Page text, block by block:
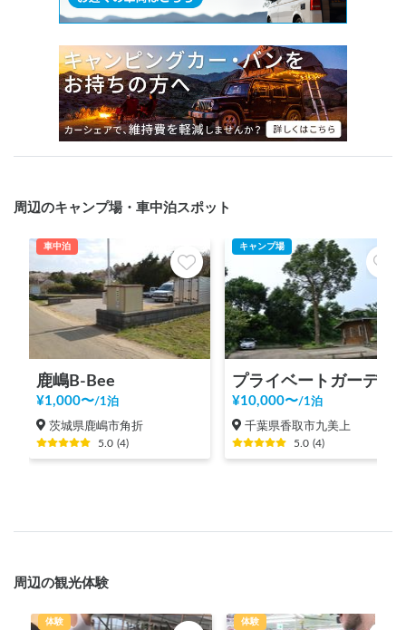
周辺のキャンプ場・車中泊スポット
車中泊
鹿嶋B-Bee
¥1,000〜/1泊
茨城県鹿嶋市角折
5.0 (4)
キャンプ場
¥10,000〜/1泊
千葉県香取市九美上
5.0 (4)
周辺の観光体験
体験 体験